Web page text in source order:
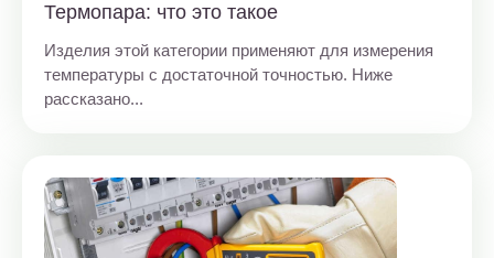
Термопара: что это такое
Изделия этой категории применяют для измерения
температуры с достаточной точностью. Ниже
рассказано...